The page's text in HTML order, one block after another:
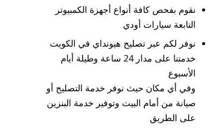
نقوم بفحص كافة أنواع أجهزة الكمبيوتر
التابعة سيارات أودي
نوفر لكم عبر تصليح هيونداي في الكويت
خدمتنا على مدار 24 ساعة وطيلة أيام
الأسبوع
وفي أي مكان حيث نوفر خدمة التصليح أو
صيانة من أمام البيت وتوفير خدمة البنزين
على الطريق